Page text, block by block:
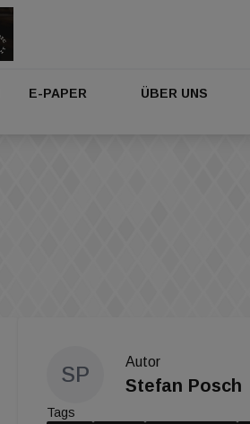
E-PAPER ÜBER UNS
SP
Autor
Stefan Posch
Tags